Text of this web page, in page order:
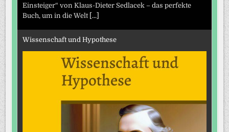
Einsteiger“ von Klaus-Dieter Sedlacek – das perfekte
Buch, um in die Welt [...]
Wissenschaft und Hypothese